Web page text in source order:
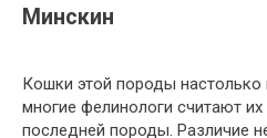
Минскин
Кошки этой породы
многие фелинологи считают
последней породы. Различие